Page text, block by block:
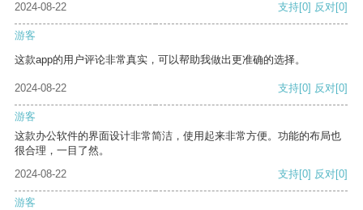
2024-08-22 支持[0] 反对[0]
游客
这款app的用户评论非常真实，可以帮助我做出更准确的选择。
2024-08-22 支持[0] 反对[0]
游客
这款办公软件的界面设计非常简洁，使用起来非常方便。功能的布局也
很合理，一目了然。
2024-08-22
支持[0] 反对[0]
游客